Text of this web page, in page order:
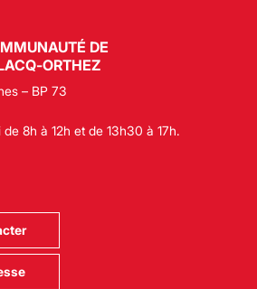
DE
ORTHEZ
– BP 73
8h à 12h et de 13h30 à 17h.